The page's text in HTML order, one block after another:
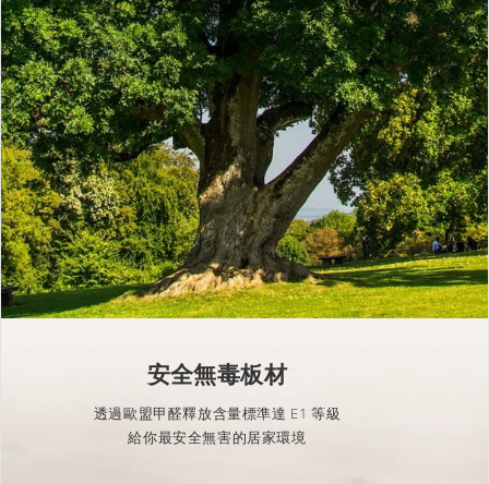
安全無毒板材
透過歐盟甲醛釋放含量標準達 E1 等級
給你最安全無害的居家環境